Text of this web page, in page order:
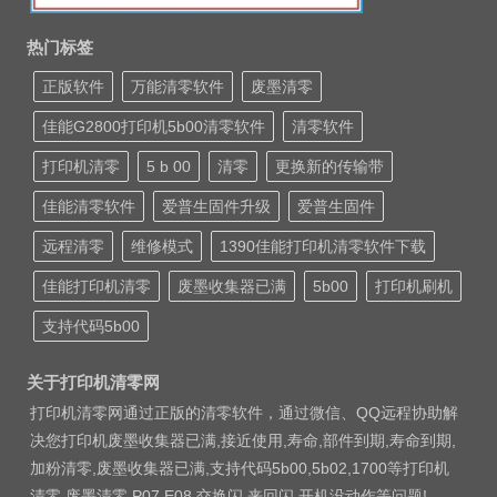
热门标签
正版软件 万能清零软件 废墨清零
佳能G2800打印机5b00清零软件 清零软件
打印机清零 5 b 00 清零 更换新的传输带
佳能清零软件 爱普生固件升级 爱普生固件
远程清零 维修模式 1390佳能打印机清零软件下载
佳能打印机清零 废墨收集器已满 5b00 打印机刷机
支持代码5b00
关于打印机清零网
打印机清零网通过正版的清零软件，通过微信、QQ远程协助解
决您打印机废墨收集器已满,接近使用,寿命,部件到期,寿命到期,
加粉清零,废墨收集器已满,支持代码5b00,5b02,1700等打印机